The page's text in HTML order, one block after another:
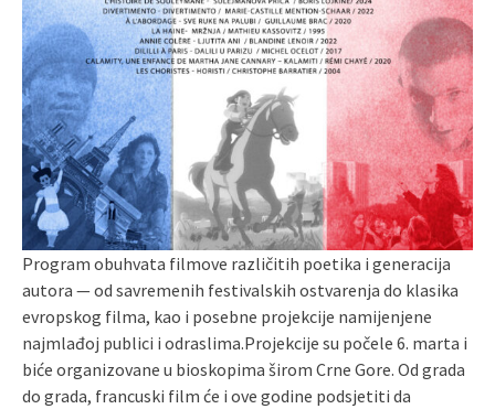
Program obuhvata filmove različitih poetika i generacija
autora — od savremenih festivalskih ostvarenja do klasika
evropskog filma, kao i posebne projekcije namijenjene
najmlađoj publici i odraslima.Projekcije su počele 6. marta i
biće organizovane u bioskopima širom Crne Gore. Od grada
do grada, francuski film će i ove godine podsjetiti da